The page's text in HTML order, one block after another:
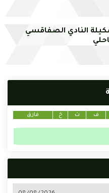
النادي الصفاقسي
ف ت خ فارق